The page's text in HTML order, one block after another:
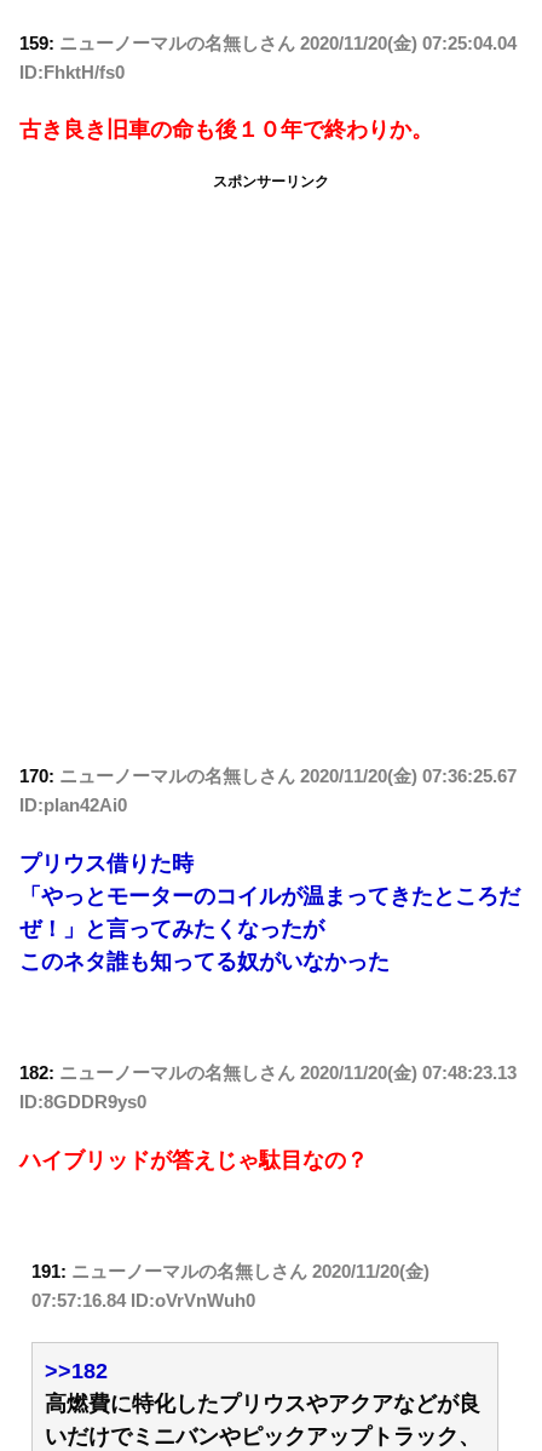
159: ニューノーマルの名無しさん 2020/11/20(金) 07:25:04.04
ID:FhktH/fs0
古き良き旧車の命も後１０年で終わりか。
スポンサーリンク
170: ニューノーマルの名無しさん 2020/11/20(金) 07:36:25.67
ID:plan42Ai0
プリウス借りた時
「やっとモーターのコイルが温まってきたところだ
ぜ！」と言ってみたくなったが
このネタ誰も知ってる奴がいなかった
182: ニューノーマルの名無しさん 2020/11/20(金) 07:48:23.13
ID:8GDDR9ys0
ハイブリッドが答えじゃ駄目なの？
191: ニューノーマルの名無しさん 2020/11/20(金)
07:57:16.84 ID:oVrVnWuh0
>>182
高燃費に特化したプリウスやアクアなどが良
いだけでミニバンやピックアップトラック、